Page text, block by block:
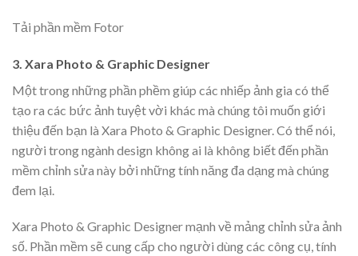
Tải phần mềm Fotor
3. Xara Photo & Graphic Designer
Một trong những phần phềm giúp các nhiếp ảnh gia có thể
tạo ra các bức ảnh tuyệt vời khác mà chúng tôi muốn giới
thiệu đến bạn là Xara Photo & Graphic Designer. Có thể nói,
người trong ngành design không ai là không biết đến phần
mềm chỉnh sửa này bởi những tính năng đa dạng mà chúng
đem lại.
Xara Photo & Graphic Designer mạnh về mảng chỉnh sửa ảnh
số. Phần mềm sẽ cung cấp cho người dùng các công cụ, tính